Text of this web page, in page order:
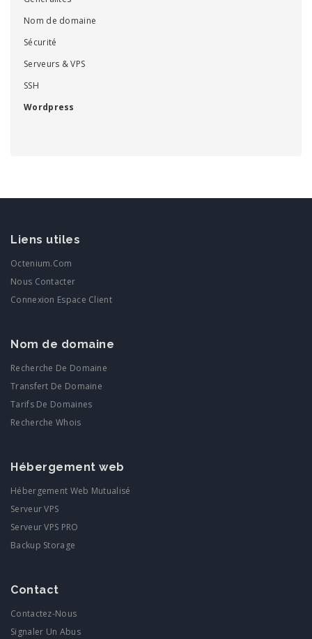
Nom de domaine
Sécurité
Serveurs & VPS
SSH
Wordpress
Liens utiles
Octenium.com
Nous Contacter
Connexion Espace Client
Nom de domaine
Recherche De Domaine
Transfert De Domaine
Tarifs De Domaines
Recherche Whois
Hébergement web
Hébergement Web Mutualisé
Serveur VPS
Serveur VPS PRO
Backup Storage
Contact
Contactez-Nous
Signaler Un Abus